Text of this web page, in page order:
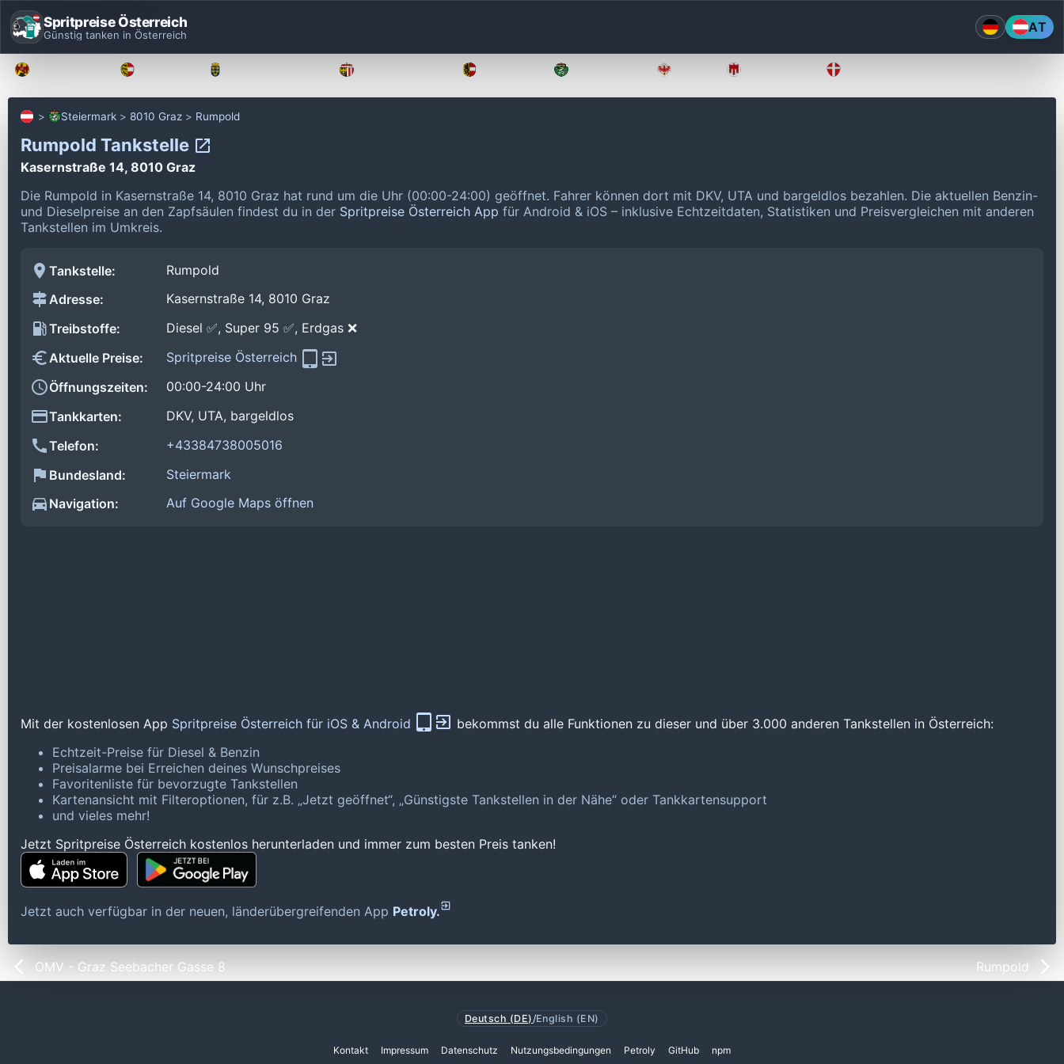
Spritpreise Österreich
Günstig tanken in Österreich AT
Steiermark 8010 Graz Rumpold
Rumpold Tankstelle
Kasernstraße 14, 8010 Graz
Die Rumpold in Kasernstraße 14, 8010 Graz hat rund um die Uhr (00:00-24:00) geöffnet. Fahrer können dort mit DKV, UTA und bargeldlos bezahlen. Die aktuellen Benzin-
und Dieselpreise an den Zapfsäulen findest du in der Spritpreise Österreich App für Android & iOS – inklusive Echtzeitdaten, Statistiken und Preisvergleichen mit anderen
Tankstellen im Umkreis.
Tankstelle:
Rumpold
Adresse:
Kasernstraße 14, 8010 Graz
Treibstoffe:
Diesel ✅, Super 95 ✅, Erdgas ❌
Aktuelle Preise:
Spritpreise Österreich
Öffnungszeiten:
00:00-24:00 Uhr
Tankkarten:
DKV, UTA, bargeldlos
Telefon:
+43384738005016
Bundesland:
Steiermark
Navigation:
Auf Google Maps öffnen
Mit der kostenlosen App Spritpreise Österreich für iOS & Android
bekommst du alle Funktionen zu dieser und über 3.000 anderen Tankstellen in Österreich:
Echtzeit-Preise für Diesel & Benzin
Preisalarme bei Erreichen deines Wunschpreises
Favoritenliste für bevorzugte Tankstellen
Kartenansicht mit Filteroptionen, für z.B. „Jetzt geöffnet“, „Günstigste Tankstellen in der Nähe“ oder Tankkartensupport
und vieles mehr!
Jetzt Spritpreise Österreich kostenlos herunterladen und immer zum besten Preis tanken!
Jetzt auch verfügbar in der neuen, länderübergreifenden App Petroly.
OMV - Graz Seebacher Gasse 8 Rumpold
Deutsch (DE) /English (EN)
Kontakt Impressum Datenschutz Nutzungsbedingungen Petroly GitHub npm